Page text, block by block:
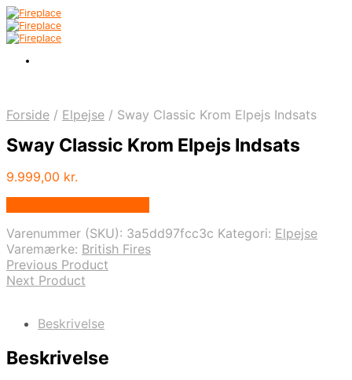
Forside / Elpejse / Sway Classic Krom Elpejs Indsats
Sway Classic Krom Elpejs Indsats
9.999,00 kr.
Varenummer (SKU): 3a5dd97fcc3c Kategori: Elpejse
Varemærke: British Fires
Previous Product
Next Product
Beskrivelse
Beskrivelse